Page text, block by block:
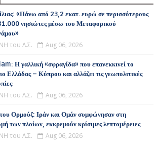
«Πάνω από 23,2 εκατ. ευρώ σε περισσότερους
νησιώτες μέσω του Μεταφορικού
του Λ.Σ. Aug 06, 2026
Η γαλλική «σφραγίδα» που επανεκκινεί το
Ελλάδας – Κύπρου και αλλάζει τις γεωπολιτικές
του Λ.Σ. Aug 06, 2026
Ορμούζ: Ιράν και Ομάν συμφώνησαν στη
των πλοίων, εκκρεμούν κρίσιμες λεπτομέρειες
του Λ.Σ. Aug 06, 2026